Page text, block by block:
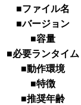
■ファイル名
■バージョン
■容量
■必要ランタイム
■動作環境
■特徴
■推奨年齢